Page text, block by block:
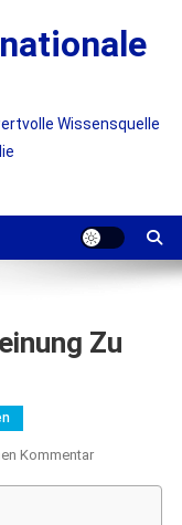
Wissensquelle
Zu
KommentarOn